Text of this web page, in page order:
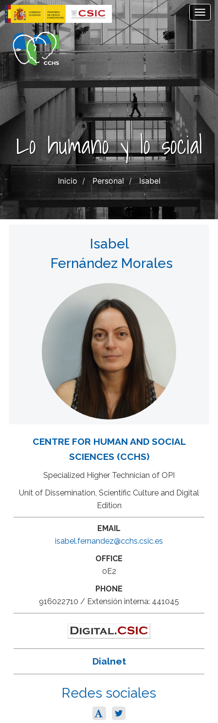
Skip
to
main
content
Lo humano y lo social
Inicio Personal Isabel
Isabel
Fernández Morales
CENTRE FOR HUMAN AND SOCIAL
SCIENCES (CCHS)
Specialized Higher Technician of OPI
Unit of Dissemination, Scientific Culture and Digital
Edition
EMAIL
isabel.fernandez@cchs.csic.es
OFFICE
0E2
PHONE
916022710 / Extensión interna: 441045
Dialnet
Redes sociales